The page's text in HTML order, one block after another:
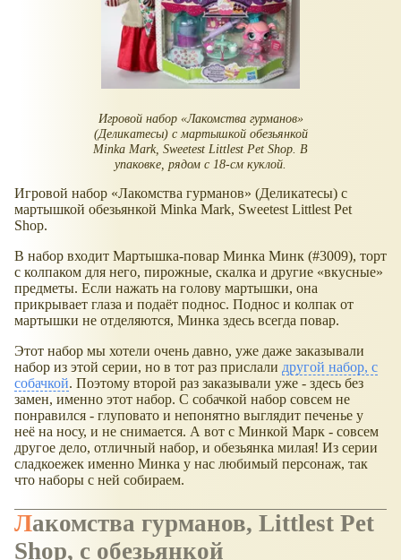
Игровой набор
Лакомства гурманов
(Деликатесы) с мартышкой обезьянкой
Minka Mark, Sweetest Littlest Pet Shop. В
упаковке, рядом с 18-см куклой.
Игровой набор Лакомства гурманов
(Деликатесы) с
мартышкой обезьянкой Minka Mark, Sweetest Littlest Pet
Shop.
В набор входит Мартышка-повар Минка Минк (#3009), торт
с колпаком для него, пирожные, скалка и другие
вкусные
предметы. Если нажать на голову мартышки, она
прикрывает глаза и подаёт поднос. Поднос и колпак от
мартышки не отделяются, Минка здесь всегда повар.
Этот набор мы хотели очень давно, уже даже заказывали
набор из этой серии, но в тот раз прислали другой набор, с
собачкой. Поэтому второй раз заказывали уже - здесь без
замен, именно этот набор. С собачкой набор совсем не
понравился - глуповато и непонятно выглядит печенье у
неё на носу, и не снимается. А вот с Минкой Марк - совсем
другое дело, отличный набор, и обезьянка милая! Из серии
сладкоежек именно Минка у нас любимый персонаж, так
что наборы с ней собираем.
Лакомства гурманов, Littlest Pet
Shop, с обезьянкой